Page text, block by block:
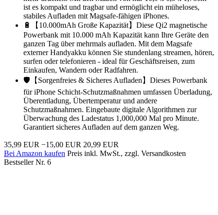
ist es kompakt und tragbar und ermöglicht ein müheloses,
stabiles Aufladen mit Magsafe-fähigen iPhones.
🔋【10.000mAh Große Kapazität】Diese Qi2 magnetische
Powerbank mit 10.000 mAh Kapazität kann Ihre Geräte den
ganzen Tag über mehrmals aufladen. Mit dem Magsafe
externer Handyakku können Sie stundenlang streamen, hören,
surfen oder telefonieren - ideal für Geschäftsreisen, zum
Einkaufen, Wandern oder Radfahren.
🛡️【Sorgenfreies & Sicheres Aufladen】Dieses Powerbank
für iPhone Schicht-Schutzmaßnahmen umfassen Überladung,
Überentladung, Übertemperatur und andere
Schutzmaßnahmen. Eingebaute digitale Algorithmen zur
Überwachung des Ladestatus 1,000,000 Mal pro Minute.
Garantiert sicheres Aufladen auf dem ganzen Weg.
35,99 EUR −15,00 EUR 20,99 EUR
Bei Amazon kaufen Preis inkl. MwSt., zzgl. Versandkosten
Bestseller Nr. 6